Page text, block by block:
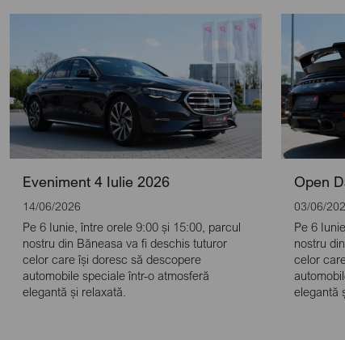
Eveniment 4 Iulie 2026
14/06/2026
Pe 6 Iunie, între orele 9:00 și 15:00, parcul
nostru din Băneasa va fi deschis tuturor
celor care își doresc să descopere
automobile speciale într-o atmosferă
elegantă și relaxată.
Open
03/06/
Pe 6
nostru
celor
elegantă